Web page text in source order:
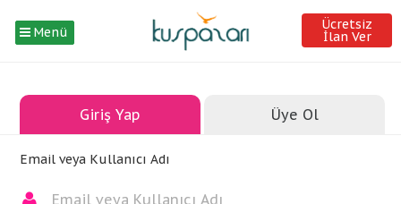
Menü Ücretsiz
İlan Ver
Giriş Yap Üye Ol
Email veya Kullanıcı Adı